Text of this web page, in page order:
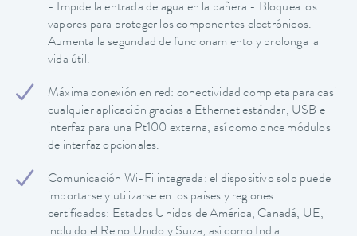
- Impide la entrada de agua en la bañera - Bloquea los
vapores para proteger los componentes electrónicos.
Aumenta la seguridad de funcionamiento y prolonga la
vida útil.
Máxima conexión en red: conectividad completa para casi
cualquier aplicación gracias a Ethernet estándar, USB e
interfaz para una Pt100 externa, así como once módulos
de interfaz opcionales.
Comunicación Wi-Fi integrada: el dispositivo solo puede
importarse y utilizarse en los países y regiones
certificados: Estados Unidos de América, Canadá, UE,
incluido el Reino Unido y Suiza, así como India.